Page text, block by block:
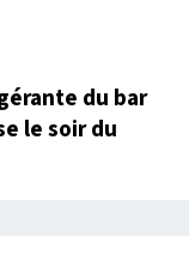
du bar
le soir du